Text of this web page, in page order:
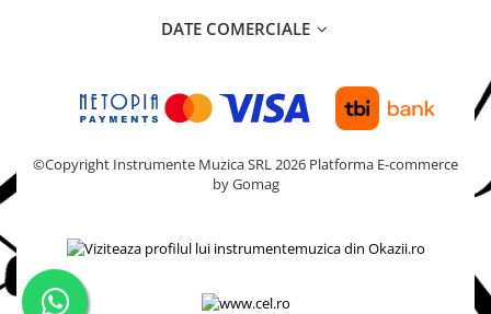
DATE COMERCIALE
©Copyright Instrumente Muzica SRL 2026 Platforma E-commerce
by Gomag